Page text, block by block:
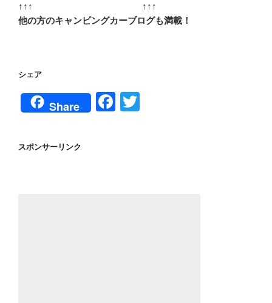
↑↑↑ ↑↑↑
他の方のキャンピングカーブログも満載！
シェア
Share
F
スポンサーリンク